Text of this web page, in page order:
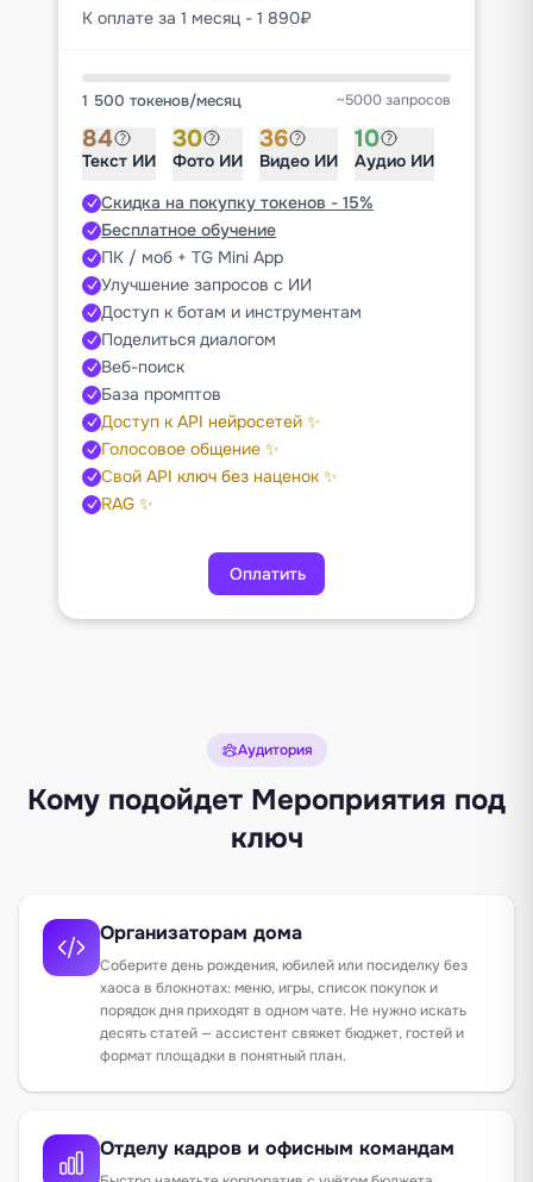
К оплате за 1 месяц - 1 890₽
1 500 токенов/месяц ~5000 запросов
84
Текст ИИ
30
Фото ИИ
36
Видео ИИ
10
Аудио ИИ
Скидка на покупку токенов - 15%
Бесплатное обучение
ПК / моб + TG Mini App
Улучшение запросов с ИИ
Доступ к ботам и инструментам
Поделиться диалогом
Веб-поиск
База промптов
Доступ к API нейросетей ✨
Голосовое общение ✨
Свой API ключ без наценок ✨
RAG ✨
Оплатить
Аудитория
Кому подойдет Мероприятия под
ключ
Организаторам дома
Соберите день рождения, юбилей или посиделку без
хаоса в блокнотах: меню, игры, список покупок и
порядок дня приходят в одном чате. Не нужно искать
десять статей — ассистент свяжет бюджет, гостей и
формат площадки в понятный план.
Отделу кадров и офисным командам